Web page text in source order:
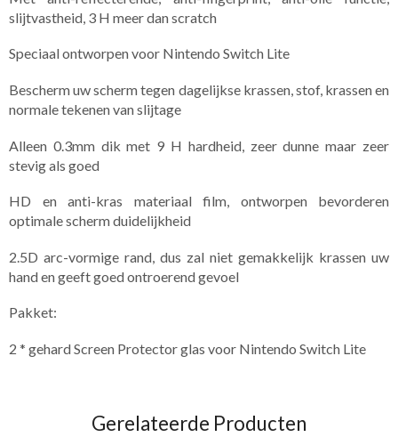
slijtvastheid, 3 H meer dan scratch
Speciaal ontworpen voor Nintendo Switch Lite
Bescherm uw scherm tegen dagelijkse krassen, stof, krassen en
normale tekenen van slijtage
Alleen 0.3mm dik met 9 H hardheid, zeer dunne maar zeer
stevig als goed
HD en anti-kras materiaal film, ontworpen bevorderen
optimale scherm duidelijkheid
2.5D arc-vormige rand, dus zal niet gemakkelijk krassen uw
hand en geeft goed ontroerend gevoel
Pakket:
2 * gehard Screen Protector glas voor Nintendo Switch Lite
Gerelateerde Producten